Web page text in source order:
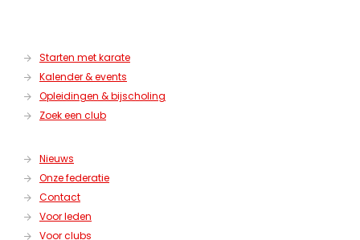
Starten met karate
Kalender & events
Opleidingen & bijscholing
Zoek een club
Nieuws
Onze federatie
Contact
Voor leden
Voor clubs